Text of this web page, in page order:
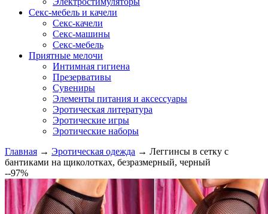
Секс-мебель и качели
Секс-качели
Секс-машины
Секс-мебель
Приятные мелочи
Интимная гигиена
Презервативы
Сувениры
Элементы питания и аксессуары
Эротическая литература
Эротические игры
Эротические наборы
Главная → Эротическая одежда → Леггинсы в сетку с
бантиками на щиколотках, безразмерный, черный
--97%